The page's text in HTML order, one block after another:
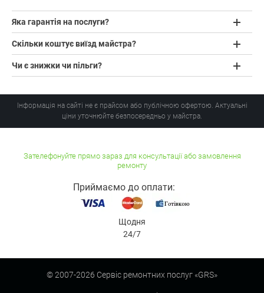
Яка гарантія на послуги?
Скільки коштує виїзд майстра?
Чи є знижки чи пільги?
Інформація на сайті не є прайсом або публічною офертою. Актуальні
ціни уточнюйте безпосередньо у майстра.
Зателефонуйте прямо зараз для консультації або замовлення
ремонту
Приймаємо до оплати:
Щодня
24/7
© 2007-2026 Сервіс ремонтних послуг «GRS»